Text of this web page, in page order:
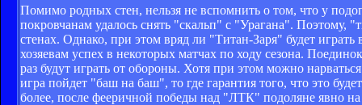
Помимо родных стен, нельзя не вспомнить о том, что у
покровчанам удалось снять "скальп" с "Урагана". Поэтому,
стенах. Однако, при этом вряд ли "Титан-Заря" будет
хозяевам успех в некоторых матчах по ходу сезона.
раз будут играть от обороны. Хотя при этом можно
игра пойдет "баш на баш", то где гарантия того, что это
более, после фееричной победы над "ЛТК" подоляне явно на